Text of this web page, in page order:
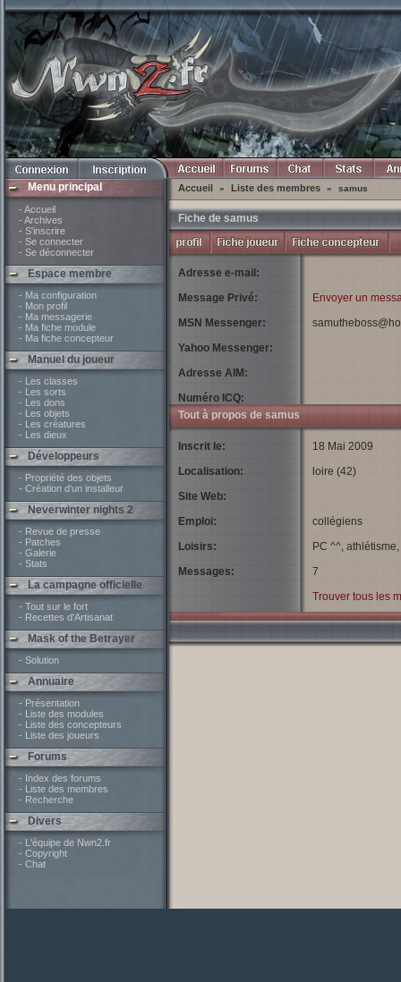
Menu principal
- Accueil
- Archives
- S'inscrire
- Se connecter
- Se déconnecter
Espace membre
- Ma configuration
- Mon profil
- Ma messagerie
- Ma fiche module
- Ma fiche concepteur
Manuel du joueur
- Les classes
- Les sorts
- Les dons
- Les objets
- Les créatures
- Les dieux
Développeurs
- Propriété des objets
- Création d'un installeur
Neverwinter nights 2
- Revue de presse
- Patches
- Galerie
- Stats
La campagne officielle
- Tout sur le fort
- Recettes d'Artisanat
Mask of the Betrayer
- Solution
Annuaire
- Présentation
- Liste des modules
- Liste des concepteurs
- Liste des joueurs
Forums
- Index des forums
- Liste des membres
- Recherche
Divers
- L'équipe de Nwn2.fr
- Copyright
- Chat
Accueil » Liste des membres » samus
Fiche de samus
Adresse e-mail:
Message Privé:
MSN Messenger:
Yahoo Messenger:
Adresse AIM:
Numéro ICQ:
Envoyer un
Tout à propos de samus
Inscrit le:
Localisation:
Site Web:
Emploi:
Loisirs:
Messages:
18 Mai 2009
loire (42)
collégiens
PC ^^,
7
Trouver tous les